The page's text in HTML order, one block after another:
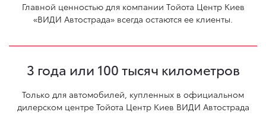
Главной ценностью для компании Tойота Центр Киев
«ВИДИ Автострада» всегда остаются ее клиенты.
3 года или 100 тысяч километров
Только для автомобилей, купленных в официальном
дилерском центре Тойота Центр Киев ВИДИ Автострада